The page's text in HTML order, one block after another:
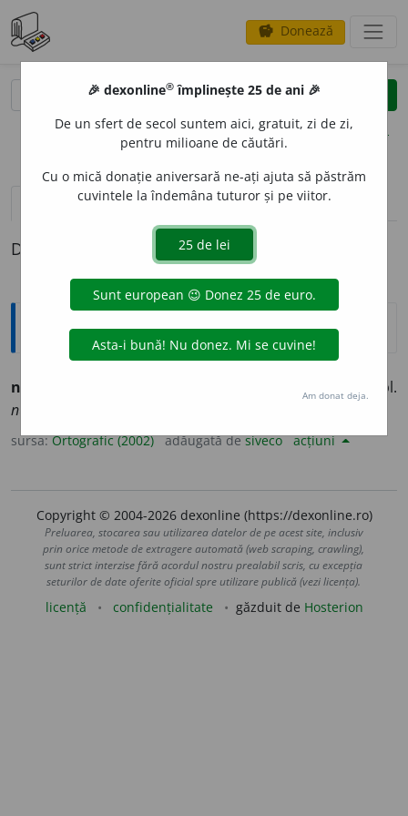
savings Donează
clear
opțiuni
definiții (1) pronunțievolume_up (28)
Definiția cu ID-ul 265981:
Ortografice DOOM
numer
pl.
numero
sursa:Ortografic (2002) adăugată desiveco acțiuni
Copyright © 2004-2026 dexonline (https://dexonline.ro)
Preluarea, stocarea sau utilizarea datelor de pe acest site, inclusiv
prin orice metode de extragere automată (web scraping, crawling),
sunt strict interzise fără acordul nostru prealabil scris, cu excepția
seturilor de date oferite oficial spre utilizare publică (vezi licența).
licență confidențialitate găzduit de Hosterion
🎉 dexonline® împlinește 25 de ani 🎉
De un sfert de secol suntem aici, gratuit, zi de zi,
pentru milioane de căutări.
Cu o mică donație aniversară ne-ați ajuta să păstrăm
cuvintele la îndemâna tuturor și pe viitor.
Am donat deja.